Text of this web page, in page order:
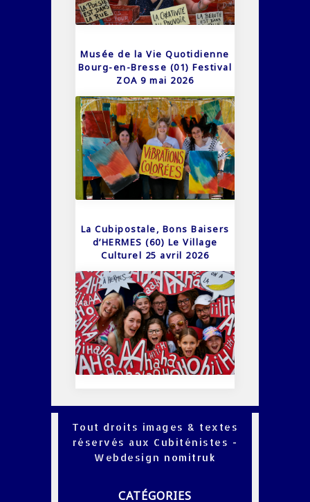
Musée de la Vie Quotidienne
Bourg-en-Bresse (01) Festival
ZOA 9 mai 2026
La Cubipostale, Bons Baisers
d’HERMES (60) Le Village
Culturel 25 avril 2026
Tout droits images & textes
réservés aux Cubiténistes -
Webdesign nomitruk
CATÉGORIES